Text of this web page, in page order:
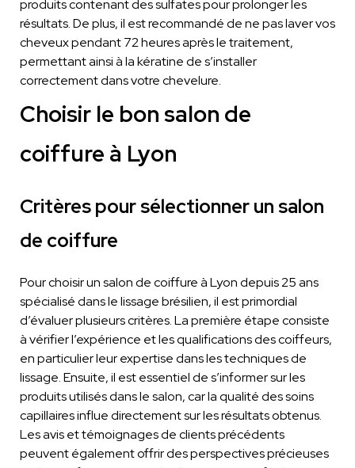
produits contenant des sulfates pour prolonger les
résultats. De plus, il est recommandé de ne pas laver vos
cheveux pendant 72 heures après le traitement,
permettant ainsi à la kératine de s’installer
correctement dans votre chevelure.
Choisir le bon salon de
coiffure à Lyon
Critères pour sélectionner un salon
de coiffure
Pour choisir un salon de coiffure à Lyon depuis 25 ans
spécialisé dans le lissage brésilien, il est primordial
d’évaluer plusieurs critères. La première étape consiste
à vérifier l’expérience et les qualifications des coiffeurs,
en particulier leur expertise dans les techniques de
lissage. Ensuite, il est essentiel de s’informer sur les
produits utilisés dans le salon, car la qualité des soins
capillaires influe directement sur les résultats obtenus.
Les avis et témoignages de clients précédents
peuvent également offrir des perspectives précieuses